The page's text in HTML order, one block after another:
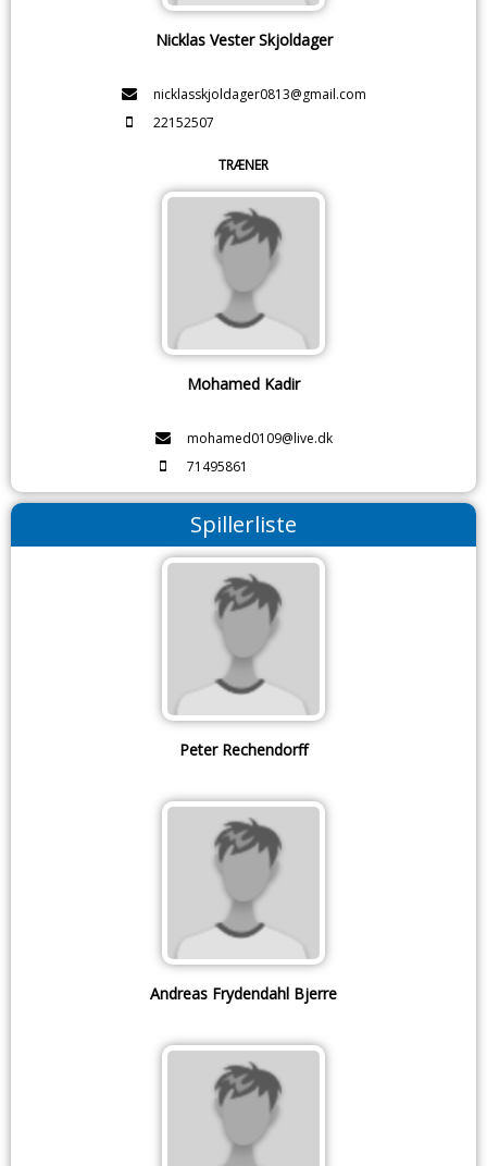
Nicklas Vester Skjoldager
nicklasskjoldager0813@gmail.com
22152507
TRÆNER
Mohamed Kadir
mohamed0109@live.dk
71495861
Spillerliste
Peter Rechendorff
Andreas Frydendahl Bjerre